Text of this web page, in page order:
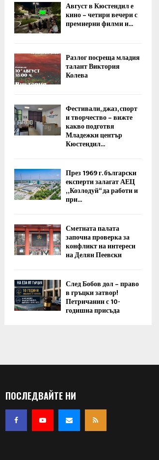
Август в Кюстендил е
кино – четири вечери с
премиерни филми и...
Разлог посреща младия
талант Виктория
Колева
Фестивали, джаз, спорт
и творчество – вижте
какво подготвя
Младежки център
Кюстендил...
През 1969 г. български
експерти залагат АЕЦ
„Козлодуй“ да работи и
при...
Сметната палата
започна проверка за
конфликт на интереси
на Делян Пеевски
След Бобов дол – право
в гръцки затвор!
Петричанин с 10-
годишна присъда
ПОСЛЕДВАЙТЕ НИ